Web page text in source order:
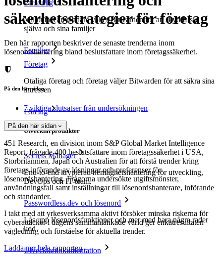
Personlig
Miljontals användare väljer Bitwarden för att skydda sig
själva och sina familjer
Familjer
Företag
Otaliga företag och företag väljer Bitwarden för att säkra sina
intressen
Företag
Utvecklarprodukter
Secrets Manager
End-to-end krypterad hemlighetshantering för utveckling,
DevOps och IT-team.
Passwordless.dev och lösenord
Lås upp lösenordsfunktioner och mer med bara några rader
kod
Utvecklardokumentation
säkerhetsstrategier för företag
Den här rapporten beskriver de senaste trenderna inom
lösenordshantering bland beslutsfattare inom företagssäkerhet.
På den här sidan
7 viktiga slutsatser från undersökningen
På den här sidan
451 Research, en division inom S&P Global Market Intelligence
Report, frågade 400 beslutsfattare inom företagssäkerhet i USA,
Storbritannien, Japan och Australien för att förstå trender kring
företags införande av lösningar och preferenser för
lösenordshantering. Frågorna undersökte utgiftsmönster,
användningsfall samt inställningar till lösenordshanterare, införande
och standarder.
I takt med att yrkesverksamma aktivt försöker minska riskerna för
cyberattacker i dagens sammanlänkade värld ger enkätresultaten
vägledning och förståelse för aktuella trender.
Ladda ner hela rapporten